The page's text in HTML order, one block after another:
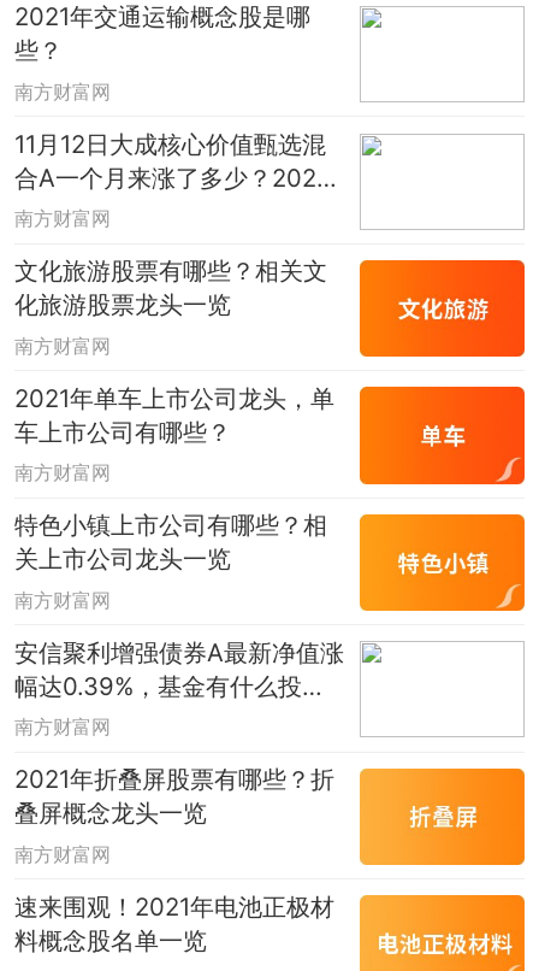
2021年交通运输概念股是哪
些？
南方财富网
11月12日大成核心价值甄选混
合A一个月来涨了多少？2020
年基金所属公司管理规模有哪
南方财富网
文化旅游股票有哪些？相关文
化旅游股票龙头一览
南方财富网
2021年单车上市公司龙头，单
车上市公司有哪些？
南方财富网
特色小镇上市公司有哪些？相
关上市公司龙头一览
南方财富网
安信聚利增强债券A最新净值涨
幅达0.39%，基金有什么投资
组合？
南方财富网
2021年折叠屏股票有哪些？折
叠屏概念龙头一览
南方财富网
速来围观！2021年电池正极材
料概念股名单一览